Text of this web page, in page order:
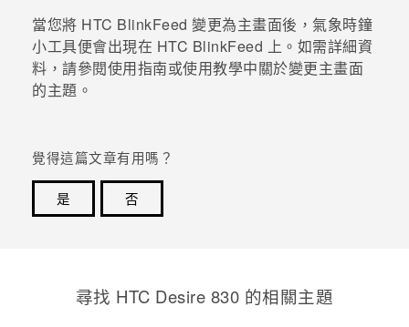
VIVELAND
登入
當您將 HTC BlinkFeed 變更為主畫面後，氣象時鐘
小工具便會出現在 HTC BlinkFeed 上。如需詳細資
料，請參閱使用指南或使用教學中關於變更主畫面
的主題。
覺得這篇文章有用嗎？
是
否
尋找 HTC Desire 830 的相關主題